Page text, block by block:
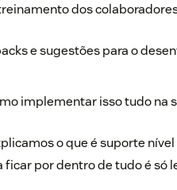
dos
e sugestões para o
implementar isso tudo na
o que é suporte
ficar por dentro de tudo é só